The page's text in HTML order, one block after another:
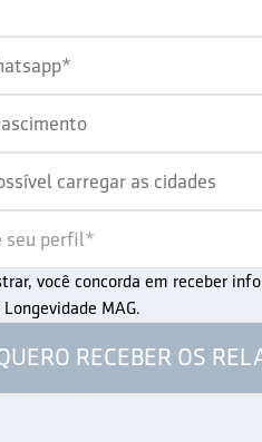
você concorda em receber
MAG.